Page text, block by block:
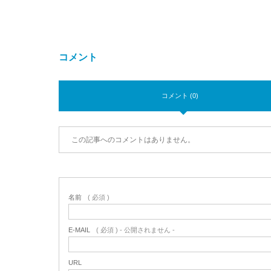
コメント
コメント (0)
この記事へのコメントはありません。
名前 ( 必須 )
E-MAIL ( 必須 ) - 公開されません -
URL